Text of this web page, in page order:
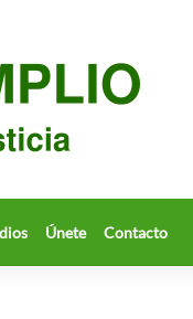
Únete Contacto